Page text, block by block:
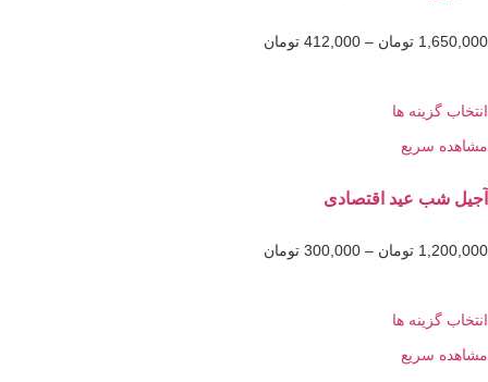
تومان –
412,000 تومان
ها
سریع
عید اقتصادی
تومان –
300,000 تومان
ها
سریع